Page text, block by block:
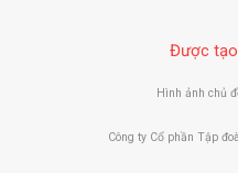
tháng 1 2025
Được
Hình ảnh chủ
Công ty Cổ phần Tập